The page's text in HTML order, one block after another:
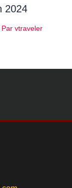
2024
Par vtraveler